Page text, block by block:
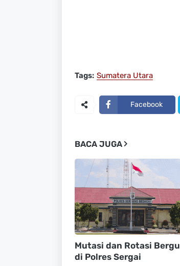
Tags: Sumatera Utara
Facebook
BACA JUGA
Mutasi dan Rotasi
di Polres Sergai